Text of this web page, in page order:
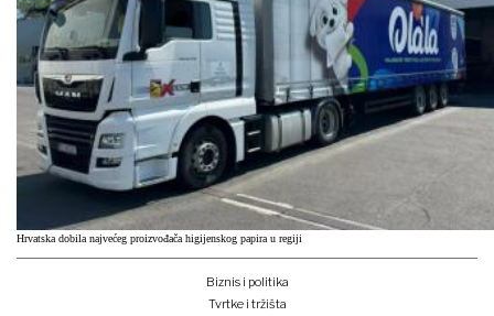
Hrvatska dobila najvećeg proizvođača higijenskog papira u regiji
Biznis i politika
Tvrtke i tržišta